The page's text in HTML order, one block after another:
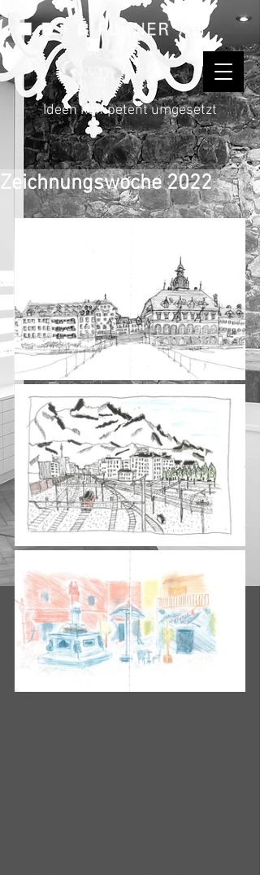
Ideen kompetent umgesetzt
Zeichnungswoche 2022